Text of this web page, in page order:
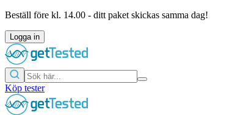
Beställ före kl. 14.00 - ditt paket skickas samma dag!
Logga in
Köp tester